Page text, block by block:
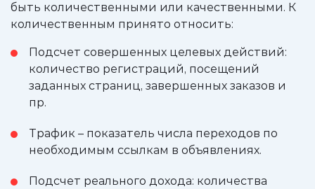
быть количественными или качественными. К
количественным принято относить:
Подсчет совершенных целевых действий:
количество регистраций, посещений
заданных страниц, завершенных заказов и
пр.
Трафик – показатель числа переходов по
необходимым ссылкам в объявлениях.
Подсчет реального дохода: количества